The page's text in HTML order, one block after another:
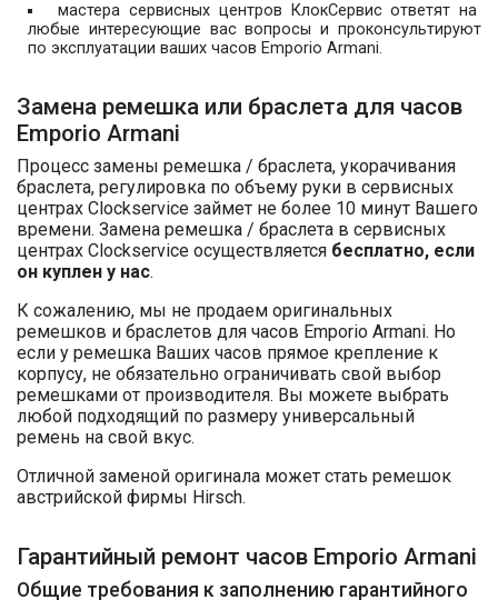
мастера сервисных центров КлокСервис ответят на
любые интересующие вас вопросы и проконсультируют
по эксплуатации ваших часов Emporio Armani.
Замена ремешка или браслета для часов
Emporio Armani
Процесс замены ремешка / браслета, укорачивания
браслета, регулировка по объему руки в сервисных
центрах Clockservice займет не более 10 минут Вашего
времени. Замена ремешка / браслета в сервисных
центрах Clockservice осуществляется бесплатно, если
он куплен у нас.
К сожалению, мы не продаем оригинальных
ремешков и браслетов для часов Emporio Armani. Но
если у ремешка Ваших часов прямое крепление к
корпусу, не обязательно ограничивать свой выбор
ремешками от производителя. Вы можете выбрать
любой подходящий по размеру универсальный
ремень на свой вкус.
Отличной заменой оригинала может стать ремешок
австрийской фирмы Hirsch.
Гарантийный ремонт часов Emporio Armani
Общие требования к заполнению гарантийного